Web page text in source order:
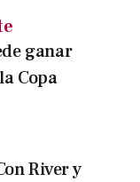
ganar
Copa
River y